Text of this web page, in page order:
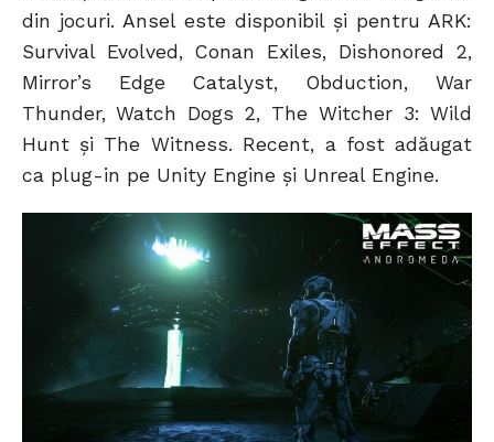
din jocuri. Ansel este disponibil și pentru ARK:
Survival Evolved, Conan Exiles, Dishonored 2,
Mirror’s Edge Catalyst, Obduction, War
Thunder, Watch Dogs 2, The Witcher 3: Wild
Hunt și The Witness. Recent, a fost adăugat
ca plug-in pe Unity Engine și Unreal Engine.